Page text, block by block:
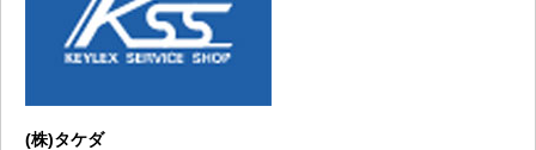
(株)タケダ